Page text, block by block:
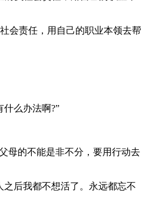
会责任，用自己的职业本领去帮
么办法啊?”
的不能是非不分，要用行动去
后我都不想活了。永远都忘不